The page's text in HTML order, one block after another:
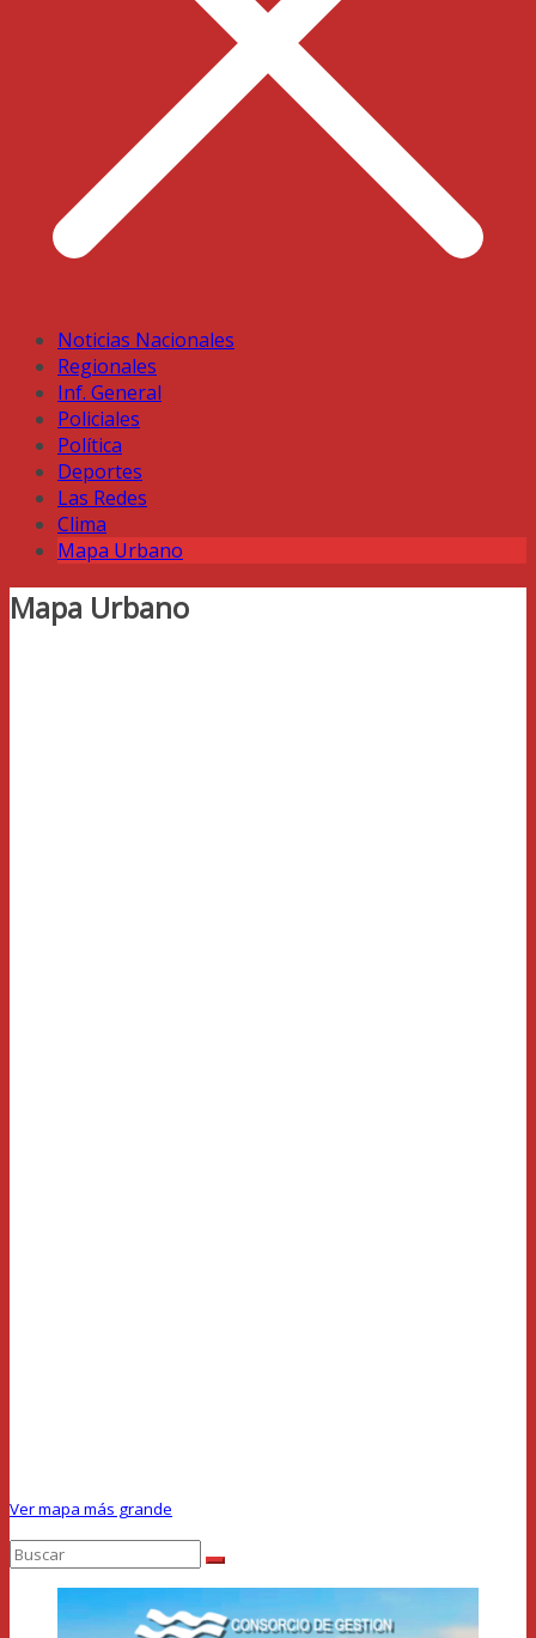
Noticias Nacionales
Regionales
Inf. General
Policiales
Política
Deportes
Las Redes
Clima
Mapa Urbano
Mapa Urbano
Ver mapa más grande